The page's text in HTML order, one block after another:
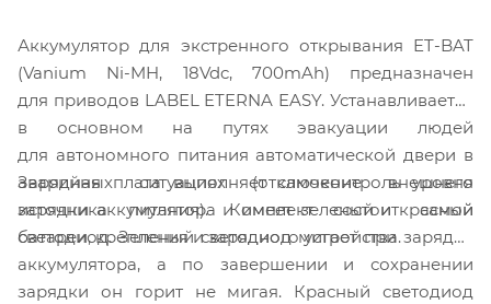
Аккумулятор для экстренного открывания ET-BAT
(Vanium Ni-MH, 18Vdc, 700mAh) предназначен
для приводов LABEL ETERNA EASY. Устанавливается
в основном на путях эвакуации людей
для автономного питания автоматической двери в
аварийных ситуациях (отключение внешнего
источника питания). Комплект состоит самой
батареи, крепления и зарядного устройства.
Зарядная плата выполняет самоконтроль уровня
зарядки аккумулятора и имеет зеленый и красный
светодиод. Зеленый светодиод мигает при зарядке
аккумулятора, а по завершении и сохранении
зарядки он горит не мигая. Красный светодиод